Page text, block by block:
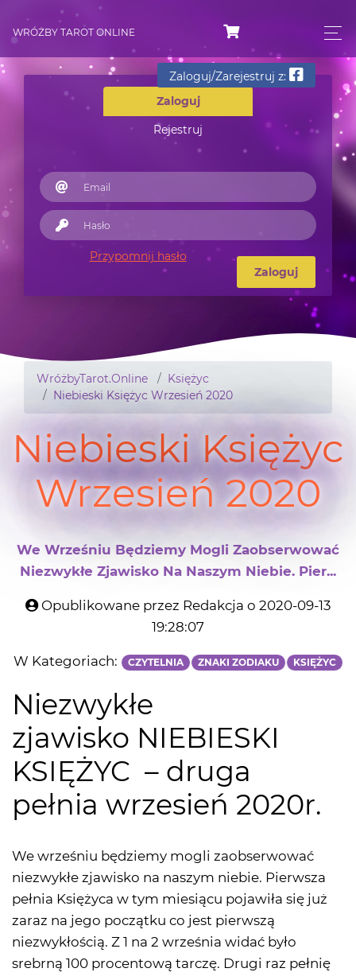
WRÓŻBY TAROT ONLINE
Zaloguj
Rejestruj
Zaloguj/Zarejestruj z:
Przypomnij hasło
Zaloguj
WróżbyTarot.Online
Księżyc
Niebieski Księżyc Wrzesień 2020
Niebieski Księżyc
Wrzesień 2020
We Wrześniu Będziemy Mogli Zaobserwować
Niezwykłe Zjawisko Na Naszym Niebie. Pier...
Opublikowane przez Redakcja o 2020-09-13
19:28:07
W Kategoriach: CZYTELNIA ZNAKI ZODIAKU KSIĘŻYC
Niezwykłe
zjawisko NIEBIESKI
KSIĘŻYC – druga
pełnia wrzesień 2020r.
We wrześniu będziemy mogli zaobserwować
niezwykłe zjawisko na naszym niebie. Pierwsza
pełnia Księżyca w tym miesiącu pojawiła się już
zaraz na jego początku co jest pierwszą
niezwykłością. Z 1 na 2 września widać było
srebrną 100 procentową tarczę. Drugi raz pełnię